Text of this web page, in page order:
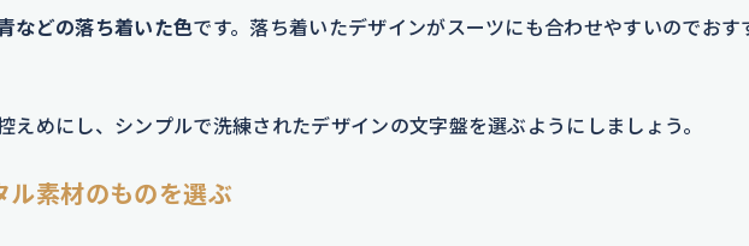
などの落ち着いた色です。落ち着いたデザインがスーツにも合わせやすいのでおす
えめにし、シンプルで洗練されたデザインの文字盤を選ぶようにしましょう。
素材のものを選ぶ